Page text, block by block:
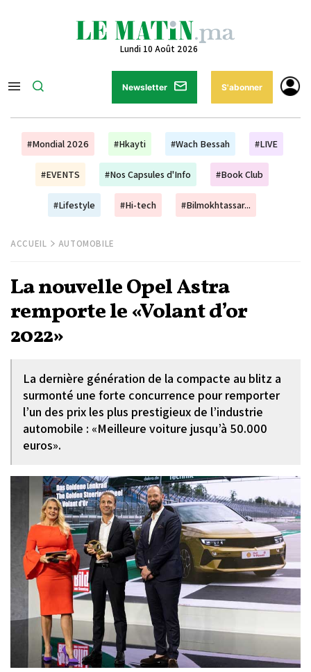
Lundi 10 Août 2026
Newsletter S'abonner
#Mondial 2026 #Hkayti #Wach Bessah #LIVE
#EVENTS #Nos Capsules d'Info #Book Club
#Lifestyle #Hi-tech #Bilmokhtassar...
ACCUEIL AUTOMOBILE
La nouvelle Opel Astra
remporte le «Volant d’or
2022»
La dernière génération de la compacte au blitz a
surmonté une forte concurrence pour remporter
l’un des prix les plus prestigieux de l’industrie
automobile : «Meilleure voiture jusqu’à 50.000
euros».